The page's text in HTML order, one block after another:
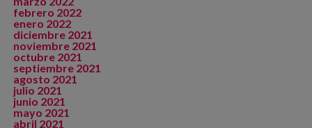
febrero 2022
enero 2022
diciembre 2021
noviembre 2021
octubre 2021
septiembre 2021
agosto 2021
julio 2021
junio 2021
mayo 2021
abril 2021